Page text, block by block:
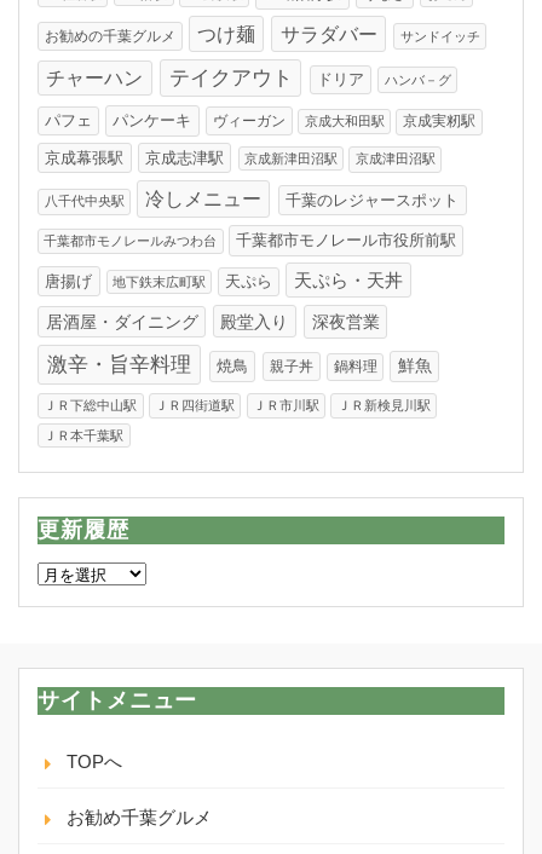
お勧めの千葉グルメ つけ麺 サラダバー サンドイッチ
チャーハン テイクアウト ドリア ハンバ－グ
パフェ パンケーキ ヴィーガン 京成大和田駅 京成実籾駅
京成幕張駅 京成志津駅 京成新津田沼駅 京成津田沼駅
八千代中央駅 冷しメニュー 千葉のレジャースポット
千葉都市モノレールみつわ台 千葉都市モノレール市役所前駅
唐揚げ 地下鉄末広町駅 天ぷら 天ぷら・天丼
居酒屋・ダイニング 殿堂入り 深夜営業
激辛・旨辛料理 焼鳥 親子丼 鍋料理 鮮魚
ＪＲ下総中山駅 ＪＲ四街道駅 ＪＲ市川駅 ＪＲ新検見川駅
ＪＲ本千葉駅
更新履歴
更
サイトメニュー
TOPへ
お勧め千葉グルメ